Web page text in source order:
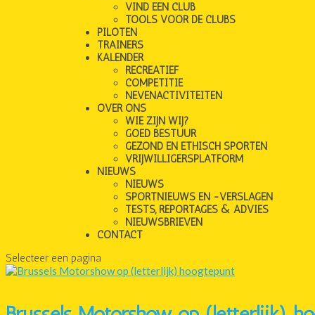
VIND EEN CLUB
TOOLS VOOR DE CLUBS
PILOTEN
TRAINERS
KALENDER
RECREATIEF
COMPETITIE
NEVENACTIVITEITEN
OVER ONS
WIE ZIJN WIJ?
GOED BESTUUR
GEZOND EN ETHISCH SPORTEN
VRIJWILLIGERSPLATFORM
NIEUWS
NIEUWS
SPORTNIEUWS EN -VERSLAGEN
TESTS, REPORTAGES & ADVIES
NIEUWSBRIEVEN
CONTACT
Selecteer een pagina